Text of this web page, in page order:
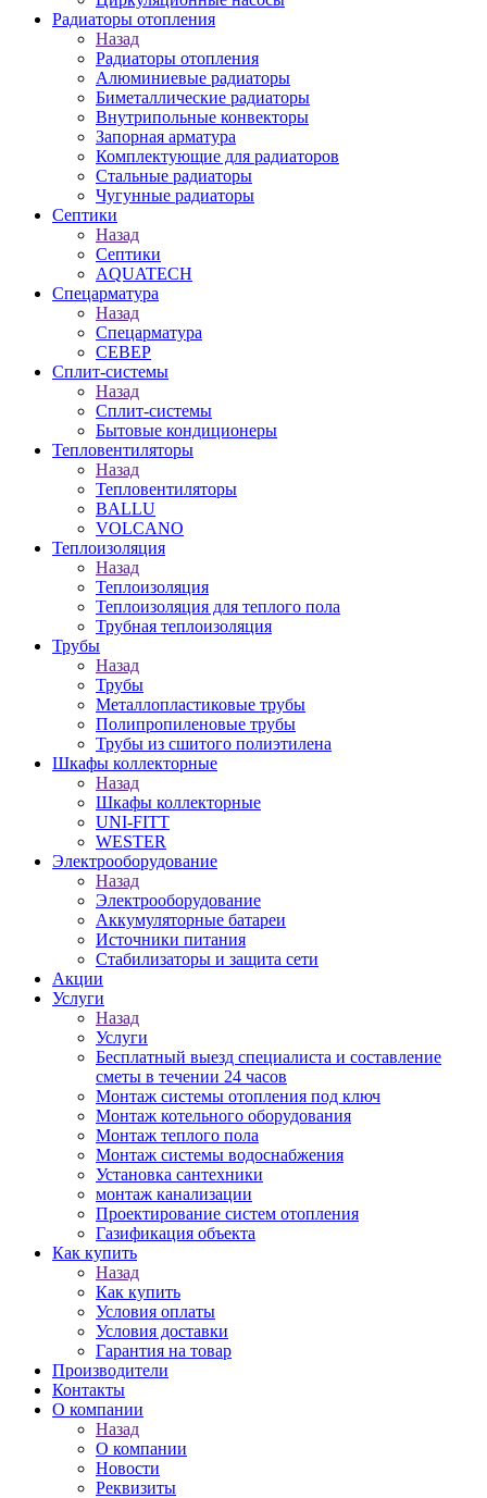
Радиаторы отопления
Назад
Радиаторы отопления
Алюминиевые радиаторы
Биметаллические радиаторы
Внутрипольные конвекторы
Запорная арматура
Комплектующие для радиаторов
Стальные радиаторы
Чугунные радиаторы
Септики
Назад
Септики
AQUATECH
Спецарматура
Назад
Спецарматура
СЕВЕР
Сплит-системы
Назад
Сплит-системы
Бытовые кондиционеры
Тепловентиляторы
Назад
Тепловентиляторы
BALLU
VOLCANO
Теплоизоляция
Назад
Теплоизоляция
Теплоизоляция для теплого пола
Трубная теплоизоляция
Трубы
Назад
Трубы
Металлопластиковые трубы
Полипропиленовые трубы
Трубы из сшитого полиэтилена
Шкафы коллекторные
Назад
Шкафы коллекторные
UNI-FITT
WESTER
Электрооборудование
Назад
Электрооборудование
Аккумуляторные батареи
Источники питания
Стабилизаторы и защита сети
Акции
Услуги
Назад
Услуги
Бесплатный выезд специалиста и составление
сметы в течении 24 часов
Монтаж системы отопления под ключ
Монтаж котельного оборудования
Монтаж теплого пола
Монтаж системы водоснабжения
Установка сантехники
монтаж канализации
Проектирование систем отопления
Газификация объекта
Как купить
Назад
Как купить
Условия оплаты
Условия доставки
Гарантия на товар
Производители
Контакты
О компании
Назад
О компании
Новости
Реквизиты